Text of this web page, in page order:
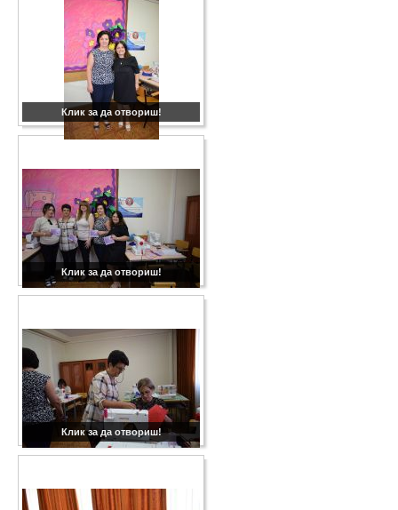
Клик за да отвориш!
Клик за да отвориш!
Клик за да отвориш!